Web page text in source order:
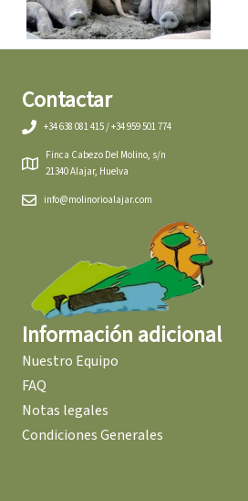
Contactar
+34 638 081 415 / +34 959 501 774
Finca Cabezo Del Molino, s/n
21340 Alajar, Huelva
info@molinorioalajar.com
Información adicional
Nuestro Equipo
FAQ
Notas legales
Condiciones Generales